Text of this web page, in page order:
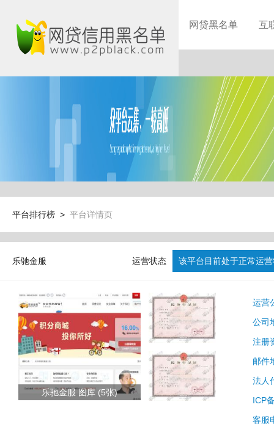
网贷黑名单 互
平台排行榜 > 平台详情页
乐驰金服 运营状态 该平台目前处于正常运
乐驰金服 图库 (5张)
运营
公司
注册
邮件
法人
ICP
客服